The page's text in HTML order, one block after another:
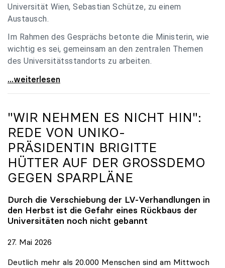
Universität Wien, Sebastian Schütze, zu einem
Austausch.
Im Rahmen des Gesprächs betonte die Ministerin, wie
wichtig es sei, gemeinsam an den zentralen Themen
des Universitätsstandorts zu arbeiten.
Holzleitner empfing uniko-Spitze zum Austausch
...weiterlesen
"WIR NEHMEN ES NICHT HIN":
REDE VON UNIKO-
PRÄSIDENTIN BRIGITTE
HÜTTER AUF DER GROSSDEMO G
EGEN SPARPLÄNE
Durch die Verschiebung der LV-Verhandlungen in
den Herbst ist die Gefahr eines Rückbaus der
Universitäten noch nicht gebannt
27. Mai 2026
Deutlich mehr als 20.000 Menschen sind am Mittwoch